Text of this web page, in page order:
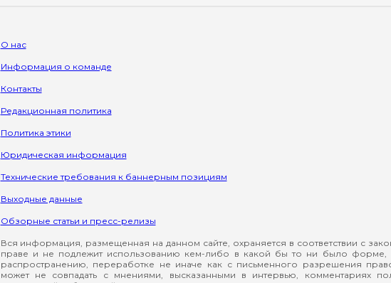
О нас
Информация о команде
Контакты
Редакционная политика
Политика этики
Юридическая информация
Технические требования к баннерным позициям
Выходные данные
Обзорные статьи и пресс-релизы
Вся информация, размещенная на данном сайте, охраняется в соответствии с
праве и не подлежит использованию кем-либо в какой бы то ни было форме,
распространению, переработке не иначе как с письменного разрешения
может не совпадать с мнениями, высказанными в интервью, комментариях